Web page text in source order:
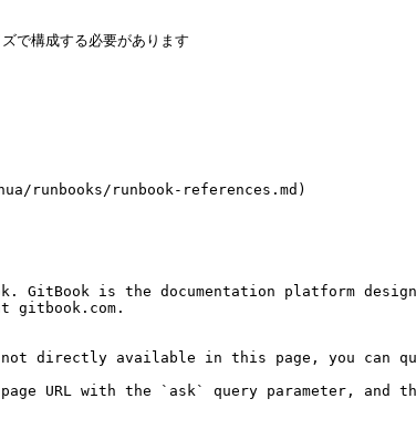
で構成する必要があります
hua/runbooks/runbook-references.md)
GitBook is the documentation platform
gitbook.com.
directly available in this page, you can
page URL with the `ask` query parameter, and